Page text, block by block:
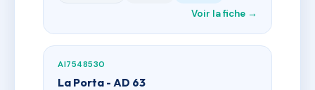
Voir la fiche →
AI7548530
La Porta - AD 63